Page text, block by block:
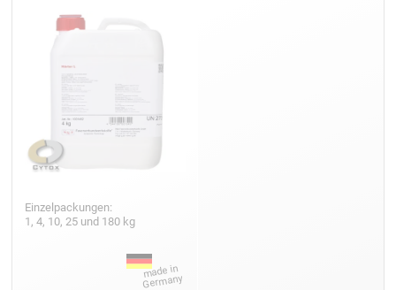
Einzelpackungen:
1, 4, 10, 25 und 180 kg